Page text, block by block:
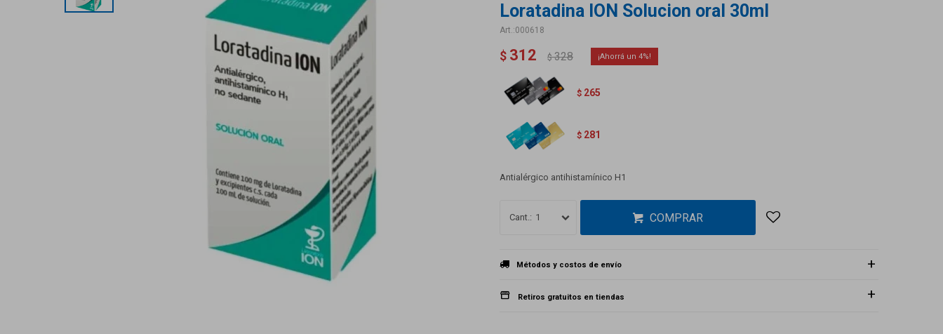
Loratadina ION Solucion oral 30ml
000618
$ 312 $ 328 4
$ 265
$ 281
Antialérgico antihistamínico H1
1 COMPRAR
Métodos y costos de envío
Retiros gratuitos en tiendas